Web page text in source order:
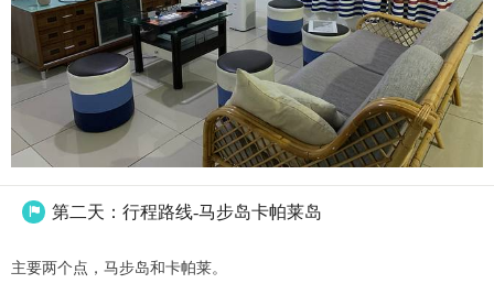
 第二天：行程路线-马步岛卡帕莱岛
主要两个点，马步岛和卡帕莱。